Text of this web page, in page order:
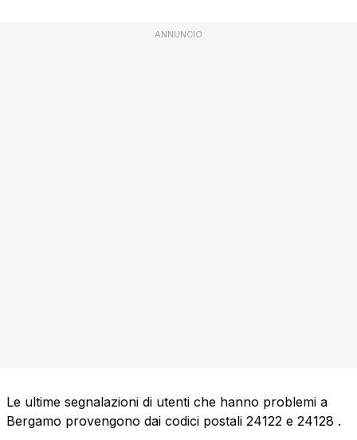
ANNUNCIO
Le ultime segnalazioni di utenti che hanno problemi a
Bergamo provengono dai codici postali 24122 e 24128 .